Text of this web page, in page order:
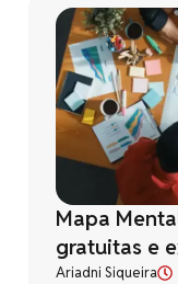
Mapa
gratuitas e
Ariadni Siqueira